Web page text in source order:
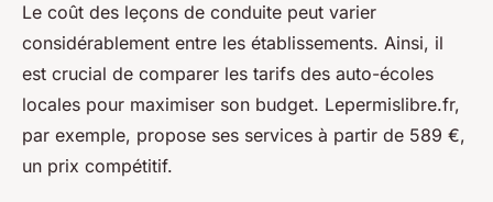
Le coût des leçons de conduite peut varier
considérablement entre les établissements. Ainsi, il
est crucial de comparer les tarifs des auto-écoles
locales pour maximiser son budget. Lepermislibre.fr,
par exemple, propose ses services à partir de 589 €,
un prix compétitif.